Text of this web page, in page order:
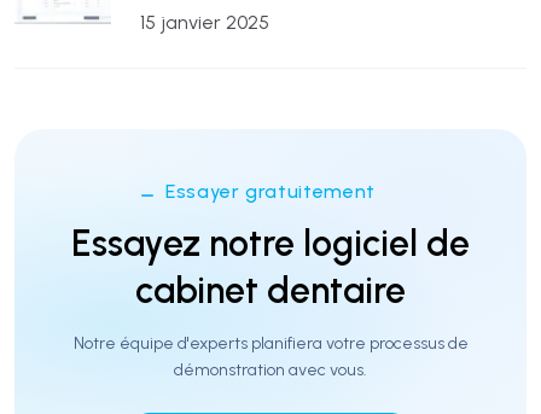
15 janvier 2025
Essayer gratuitement
Essayez notre logiciel de
cabinet dentaire
Notre équipe d'experts planifiera votre processus de
démonstration avec vous.